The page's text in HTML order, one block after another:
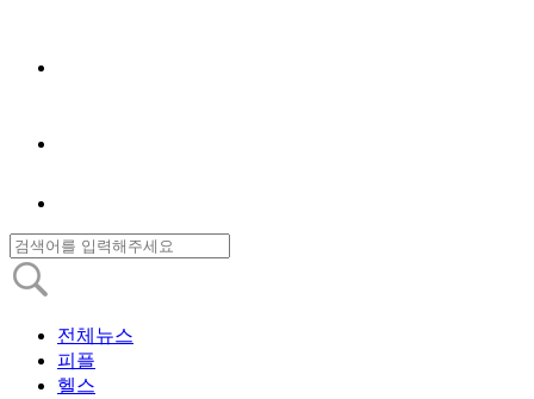
전체뉴스
피플
헬스